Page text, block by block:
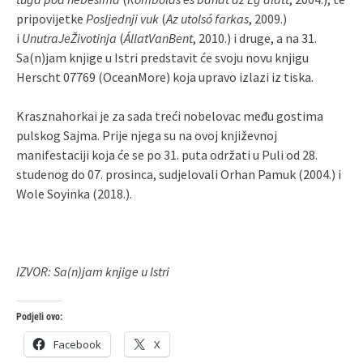
pripovijetke Posljednji vuk (Az utolsó farkas, 2009.)
i UnutraJeŽivotinja (ÁllatVanBent, 2010.) i druge, a na 31.
Sa(n)jam knjige u Istri predstavit će svoju novu knjigu
Herscht 07769 (OceanMore) koja upravo izlazi iz tiska.
Krasznahorkai je za sada treći nobelovac među gostima
pulskog Sajma. Prije njega su na ovoj književnoj
manifestaciji koja će se po 31. puta održati u Puli od 28.
studenog do 07. prosinca, sudjelovali Orhan Pamuk (2004.) i
Wole Soyinka (2018.).
IZVOR: Sa(n)jam knjige u Istri
Podjeli ovo:
Facebook X